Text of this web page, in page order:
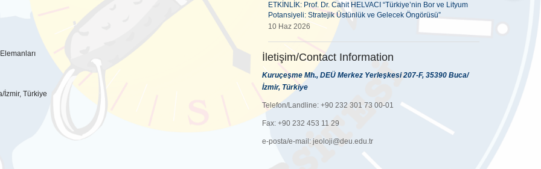
İzmir, Türkiye
ETKİNLİK: Prof. Dr. Cahit HELVACI “Türkiye’nin Bor ve Lityum
Potansiyeli: Stratejik Üstünlük ve Gelecek Öngörüsü”
10 Haz 2026
İletişim/Contact Information
Kuruçeşme Mh., DEÜ Merkez Yerleşkesi 207-F, 35390 Buca/
İzmir, Türkiye
Telefon/Landline: +90 232 301 73 00-01
Fax: +90 232 453 11 29
e-posta/e-mail: jeoloji@deu.edu.tr